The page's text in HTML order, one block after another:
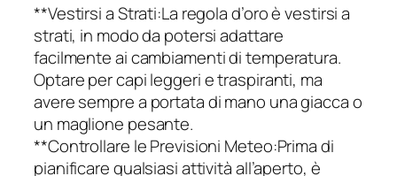
**Vestirsi a Strati:La regola d’oro è vestirsi a
strati, in modo da potersi adattare
facilmente ai cambiamenti di temperatura.
Optare per capi leggeri e traspiranti, ma
avere sempre a portata di mano una giacca o
un maglione pesante.
**Controllare le Previsioni Meteo:Prima di
pianificare qualsiasi attività all’aperto, è